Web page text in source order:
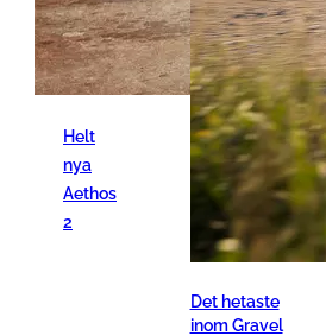
Helt
nya
Aethos
2
Det hetaste
inom Gravel